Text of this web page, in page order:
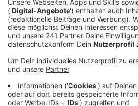
schwimmen können oder Angst
haben - zum Beispiel infolge
Veröffentlicht:Freitag, 05.06.2026
Anzeige
Ein erstes Fazit falle positiv aus, so